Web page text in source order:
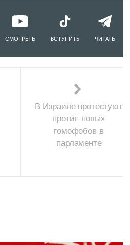
СМОТРЕТЬ ВСТУПИТЬ ЧИТАТЬ
В Израиле протестуют
против новых
гомофобов в
парламенте